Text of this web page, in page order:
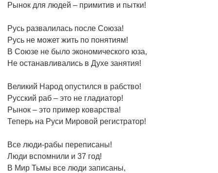
Рынок для людей – примитив и пытки!
Русь развалилась после Союза!
Русь не может жить по понятиям!
В Союзе не было экономического юза,
Не останавливались в Духе занятия!
Великий Народ опустился в рабство!
Русский раб – это не гладиатор!
Рынок – это пример коварства!
Теперь на Руси Мировой регистратор!
Все люди-рабы переписаны!
Люди вспомнили и 37 год!
В Мир Тьмы все люди записаны,